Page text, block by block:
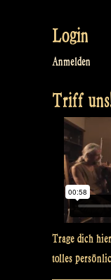
Gypsy
@
NL“
Login
Anmelden
Triff
Trage dich
tolles